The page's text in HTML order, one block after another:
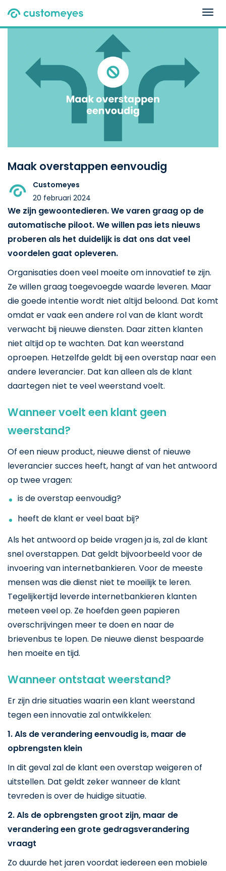
Maak overstappen eenvoudig
Customeyes
20 februari 2024
We zijn gewoontedieren. We varen graag op de
automatische piloot. We willen pas iets nieuws
proberen als het duidelijk is dat ons dat veel
voordelen gaat opleveren.
Organisaties doen veel moeite om innovatief te zijn.
Ze willen graag toegevoegde waarde leveren. Maar
die goede intentie wordt niet altijd beloond. Dat komt
omdat er vaak een andere rol van de klant wordt
verwacht bij nieuwe diensten. Daar zitten klanten
niet altijd op te wachten. Dat kan weerstand
oproepen. Hetzelfde geldt bij een overstap naar een
andere leverancier. Dat kan alleen als de klant
daartegen niet te veel weerstand voelt.
Wanneer voelt een klant geen
weerstand?
Of een nieuw product, nieuwe dienst of nieuwe
leverancier succes heeft, hangt af van het antwoord
op twee vragen:
is de overstap eenvoudig?
heeft de klant er veel baat bij?
Als het antwoord op beide vragen ja is, zal de klant
snel overstappen. Dat geldt bijvoorbeeld voor de
invoering van internetbankieren. Voor de meeste
mensen was die dienst niet te moeilijk te leren.
Tegelijkertijd leverde internetbankieren klanten
meteen veel op. Ze hoefden geen papieren
overschrijvingen meer te doen en naar de
brievenbus te lopen. De nieuwe dienst bespaarde
hen moeite en tijd.
Wanneer ontstaat weerstand?
Er zijn drie situaties waarin een klant weerstand
tegen een innovatie zal ontwikkelen:
1. Als de verandering eenvoudig is, maar de
opbrengsten klein
In dit geval zal de klant een overstap weigeren of
uitstellen. Dat geldt zeker wanneer de klant
tevreden is over de huidige situatie.
2. Als de opbrengsten groot zijn, maar de
verandering een grote gedragsverandering
vraagt
Zo duurde het jaren voordat iedereen een mobiele